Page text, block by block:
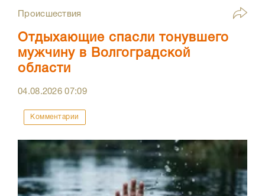
Происшествия
Отдыхающие спасли тонувшего
мужчину в Волгоградской
области
04.08.202607:09
Комментарии